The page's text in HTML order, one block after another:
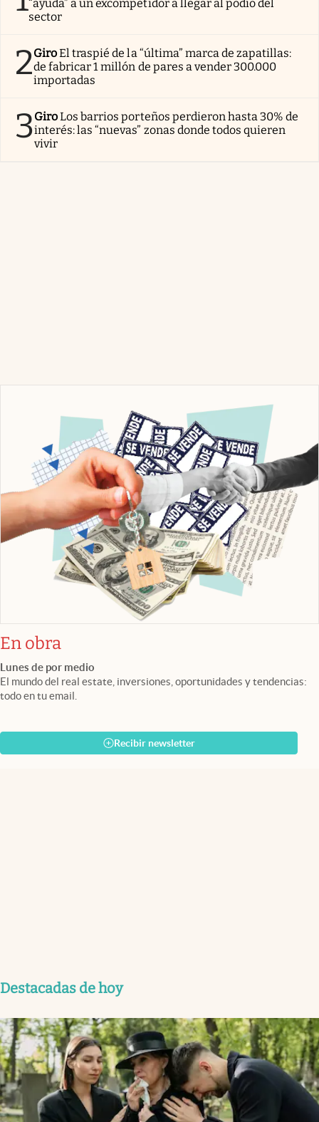
“ayuda” a un excompetidor a llegar al podio del
sector
2GiroEl traspié de la “última” marca de zapatillas:
de fabricar 1 millón de pares a vender 300.000
importadas
3GiroLos barrios porteños perdieron hasta 30% de
interés: las “nuevas” zonas donde todos quieren
vivir
En obra
Lunes de por medio
El mundo del real estate, inversiones, oportunidades y tendencias:
todo en tu email.
Recibir newsletter
Destacadas de hoy